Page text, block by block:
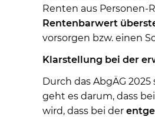
Renten aus Personen-
Rentenbarwert
vorsorgen bzw. einen
Klarstellung bei der
Durch das AbgÄG
geht es darum, dass
wird, dass bei der